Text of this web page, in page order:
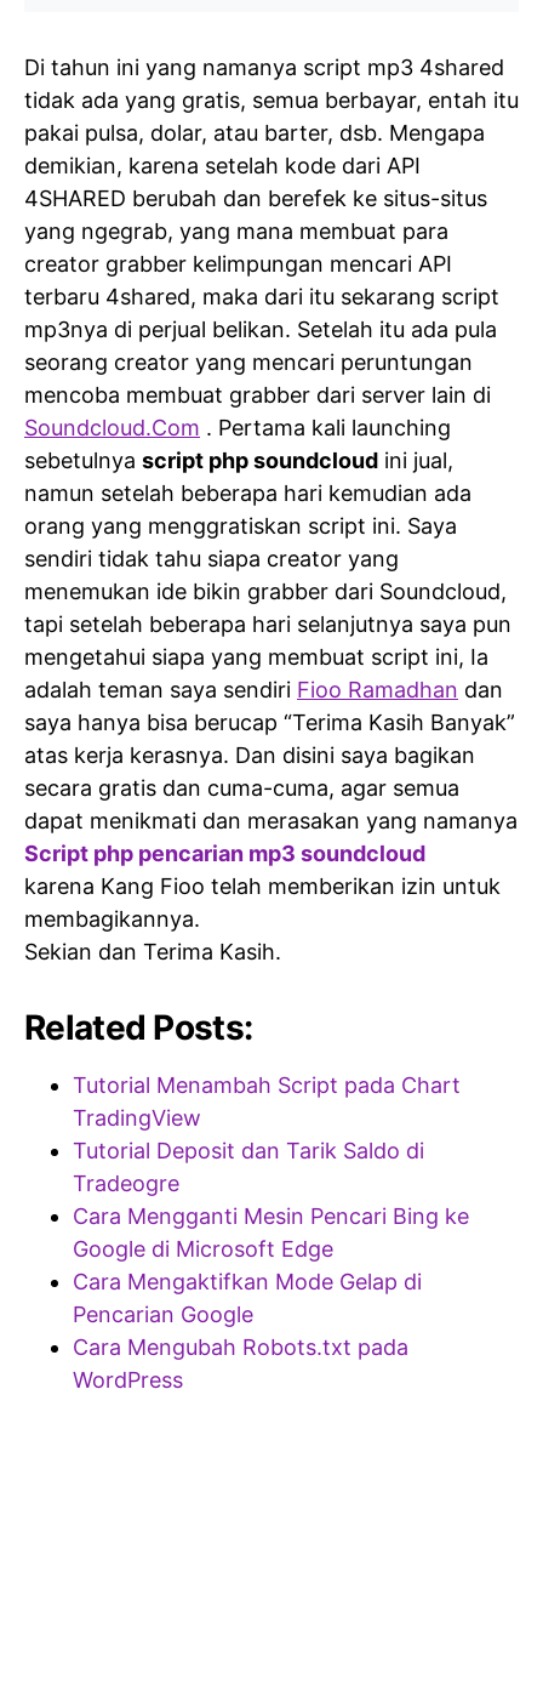
Di tahun ini yang namanya script mp3 4shared
tidak ada yang gratis, semua berbayar, entah itu
pakai pulsa, dolar, atau barter, dsb. Mengapa
demikian, karena setelah kode dari API
4SHARED berubah dan berefek ke situs-situs
yang ngegrab, yang mana membuat para
creator grabber kelimpungan mencari API
terbaru 4shared, maka dari itu sekarang script
mp3nya di perjual belikan. Setelah itu ada pula
seorang creator yang mencari peruntungan
mencoba membuat grabber dari server lain di
Soundcloud.Com . Pertama kali launching
sebetulnya script php soundcloud ini jual,
namun setelah beberapa hari kemudian ada
orang yang menggratiskan script ini. Saya
sendiri tidak tahu siapa creator yang
menemukan ide bikin grabber dari Soundcloud,
tapi setelah beberapa hari selanjutnya saya pun
mengetahui siapa yang membuat script ini, Ia
adalah teman saya sendiri Fioo Ramadhan dan
saya hanya bisa berucap “Terima Kasih Banyak”
atas kerja kerasnya. Dan disini saya bagikan
secara gratis dan cuma-cuma, agar semua
dapat menikmati dan merasakan yang namanya
Script php pencarian mp3 soundcloud
karena Kang Fioo telah memberikan izin untuk
membagikannya.
Sekian dan Terima Kasih.
Related Posts:
Tutorial Menambah Script pada Chart
TradingView
Tutorial Deposit dan Tarik Saldo di
Tradeogre
Cara Mengganti Mesin Pencari Bing ke
Google di Microsoft Edge
Cara Mengaktifkan Mode Gelap di
Pencarian Google
Cara Mengubah Robots.txt pada
WordPress